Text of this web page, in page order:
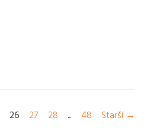
26 27 28 ... 48 Starší →